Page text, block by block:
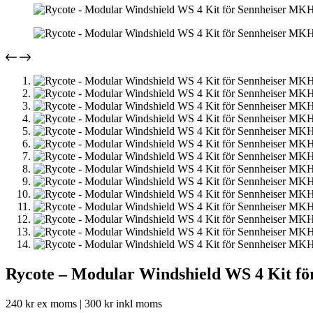
Rycote – Modular Windshield WS 4 Kit
240 krex moms | 300 krinkl moms